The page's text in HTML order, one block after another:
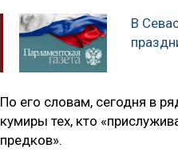
В
По его словам, сегодня в
кумиры тех, кто
предков».